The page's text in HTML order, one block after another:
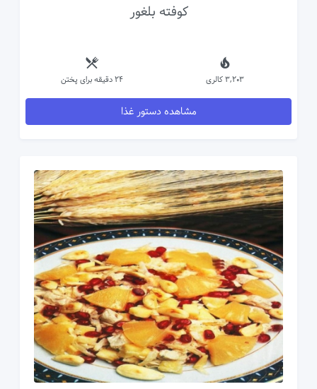
کوفته بلغور
3,203 کالری 24 دقیقه برای پختن
مشاهده دستور غذا